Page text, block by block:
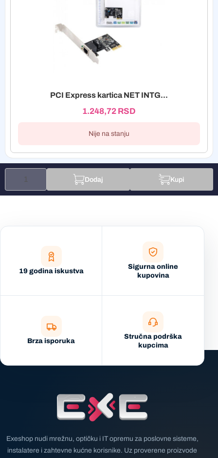
PCI Express kartica NET INTG...
1.248,72 RSD
Nije na stanju
Dodaj Kupi
19 godina iskustva
Sigurna online
kupovina
Brza isporuka
Stručna podrška
kupcima
Exeshop nudi mrežnu, optičku i IT opremu za poslovne sisteme,
instalatere i zahtevne kućne korisnike. Uz proverene proizvode